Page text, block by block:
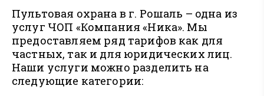
Пультовая охрана в г. Рошаль – одна из
услуг ЧОП «Компания «Ника». Мы
предоставляем ряд тарифов как для
частных, так и для юридических лиц.
Наши услуги можно разделить на
следующие категории: